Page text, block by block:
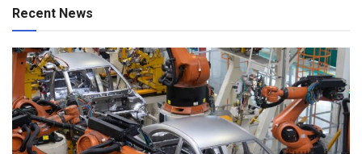
Recent News